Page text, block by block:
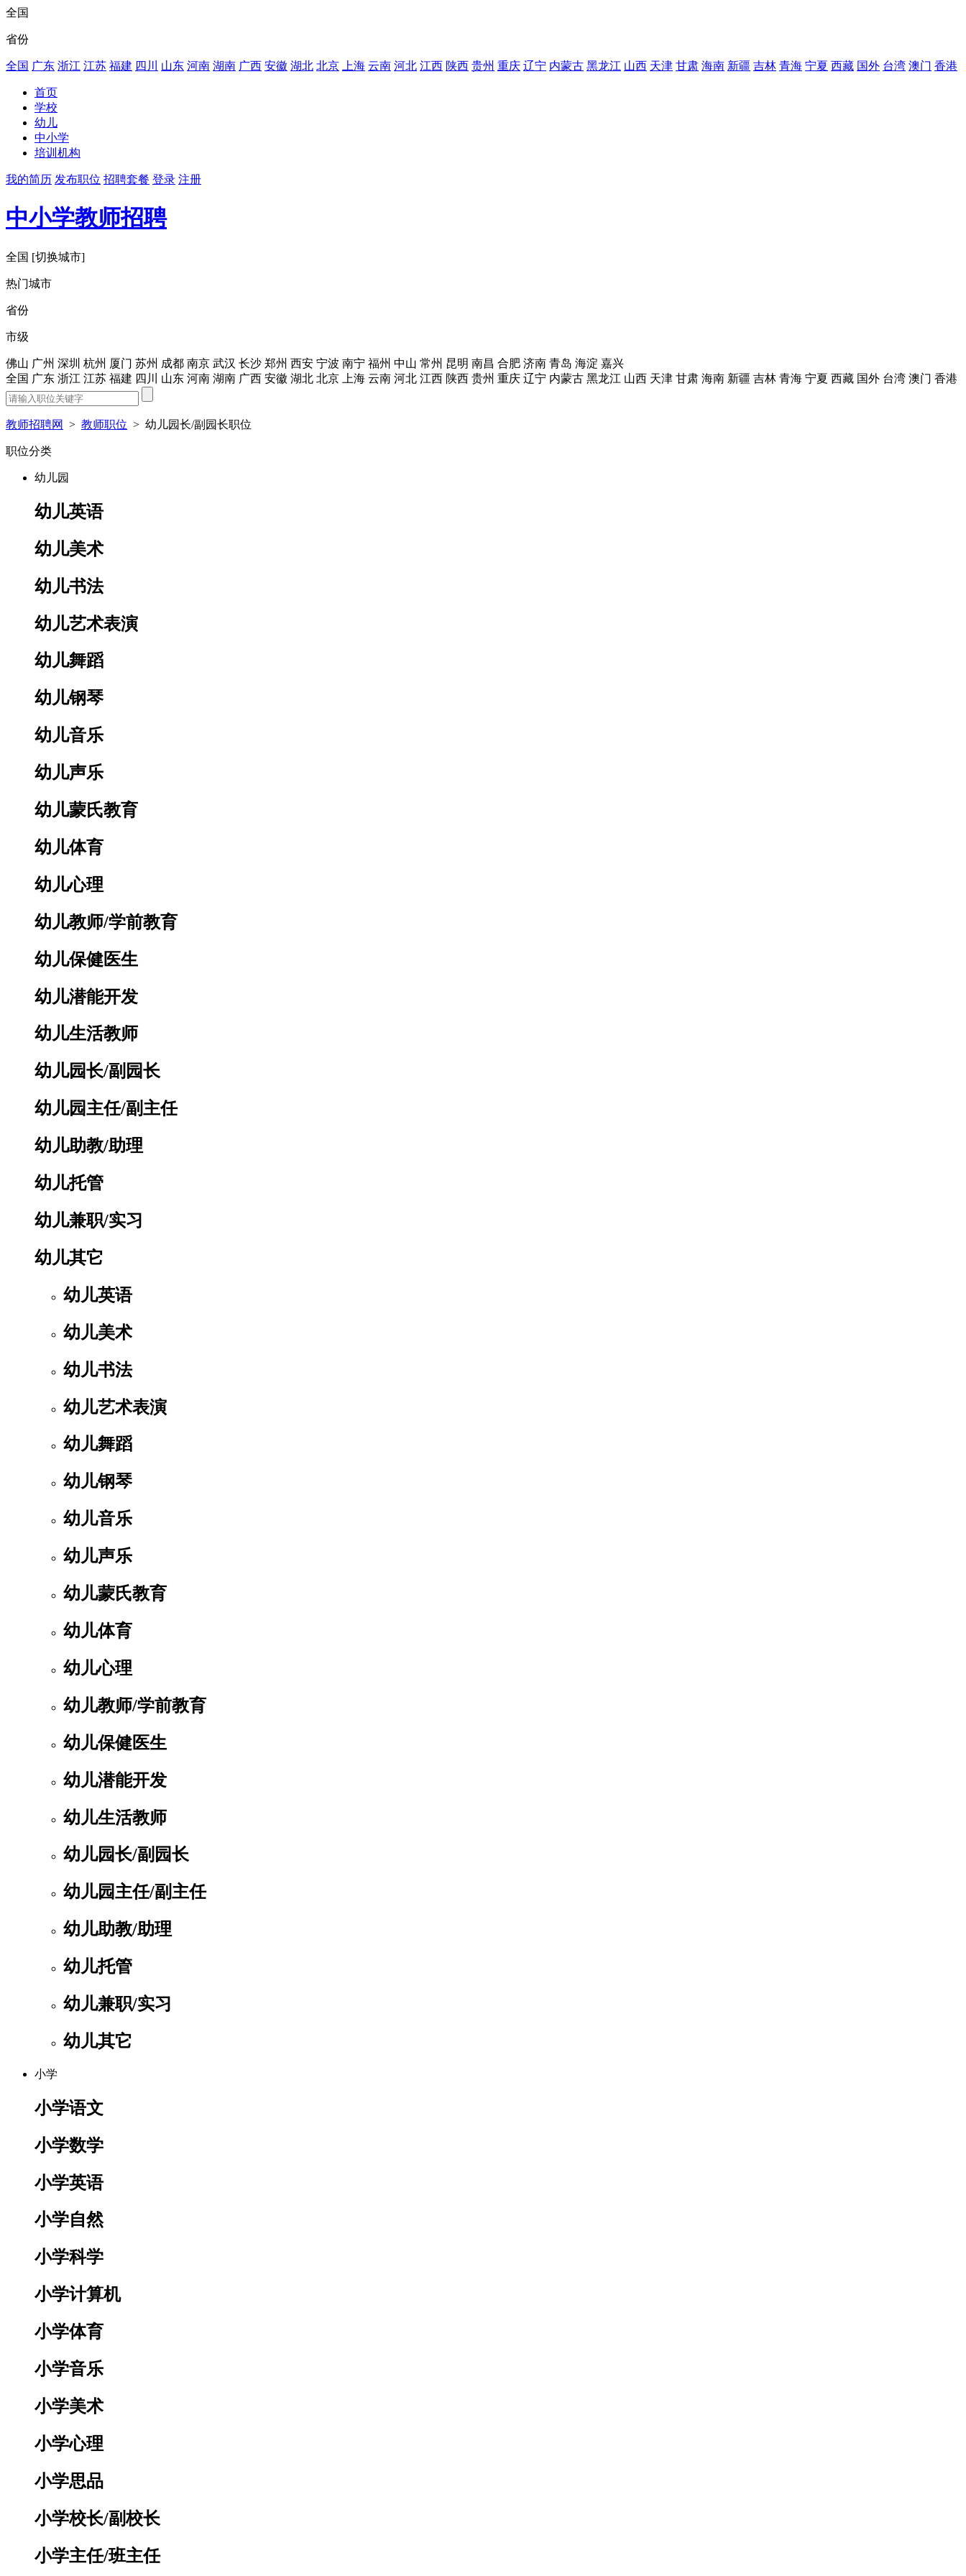
全国
省份
全国 广东 浙江 江苏 福建 四川 山东 河南 湖南 广西 安徽 湖北 北京 上海 云南 河北 江西 陕西 贵州 重庆 辽宁 内蒙古 黑龙江 山西 天津 甘肃 海南 新疆 吉林 青海 宁夏 西藏 国外 台湾 澳门 香港
首页
学校
幼儿
中小学
培训机构
我的简历 发布职位 招聘套餐 登录 注册
中小学教师招聘
全国 [切换城市]
热门城市
省份
市级
佛山 广州 深圳 杭州 厦门 苏州 成都 南京 武汉 长沙 郑州 西安 宁波 南宁 福州 中山 常州 昆明 南昌 合肥 济南 青岛 海淀 嘉兴
全国 广东 浙江 江苏 福建 四川 山东 河南 湖南 广西 安徽 湖北 北京 上海 云南 河北 江西 陕西 贵州 重庆 辽宁 内蒙古 黑龙江 山西 天津 甘肃 海南 新疆 吉林 青海 宁夏 西藏 国外 台湾 澳门 香港
教师招聘网 > 教师职位 > 幼儿园长/副园长职位
职位分类
幼儿园
幼儿英语
幼儿美术
幼儿书法
幼儿艺术表演
幼儿舞蹈
幼儿钢琴
幼儿音乐
幼儿声乐
幼儿蒙氏教育
幼儿体育
幼儿心理
幼儿教师/学前教育
幼儿保健医生
幼儿潜能开发
幼儿生活教师
幼儿园长/副园长
幼儿园主任/副主任
幼儿助教/助理
幼儿托管
幼儿兼职/实习
幼儿其它
幼儿英语
幼儿美术
幼儿书法
幼儿艺术表演
幼儿舞蹈
幼儿钢琴
幼儿音乐
幼儿声乐
幼儿蒙氏教育
幼儿体育
幼儿心理
幼儿教师/学前教育
幼儿保健医生
幼儿潜能开发
幼儿生活教师
幼儿园长/副园长
幼儿园主任/副主任
幼儿助教/助理
幼儿托管
幼儿兼职/实习
幼儿其它
小学
小学语文
小学数学
小学英语
小学自然
小学科学
小学计算机
小学体育
小学音乐
小学美术
小学心理
小学思品
小学校长/副校长
小学主任/班主任